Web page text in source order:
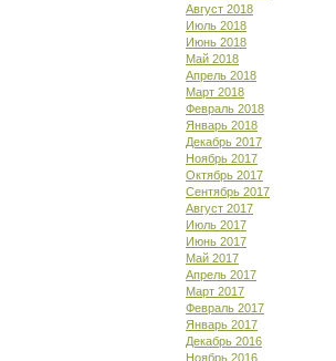
Август 2018
Июль 2018
Июнь 2018
Май 2018
Апрель 2018
Март 2018
Февраль 2018
Январь 2018
Декабрь 2017
Ноябрь 2017
Октябрь 2017
Сентябрь 2017
Август 2017
Июль 2017
Июнь 2017
Май 2017
Апрель 2017
Март 2017
Февраль 2017
Январь 2017
Декабрь 2016
Ноябрь 2016